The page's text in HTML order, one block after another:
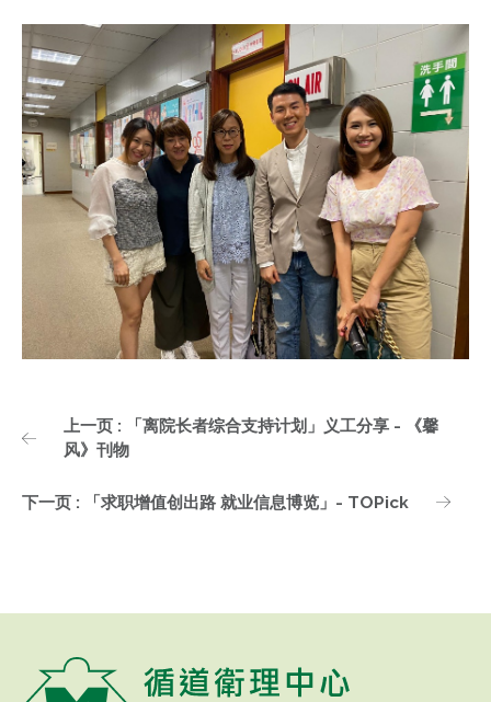
上一页 : 「离院长者综合支持计划」义工分享 - 《馨
风》刊物
下一页 : 「求职增值创出路 就业信息博览」- TOPick